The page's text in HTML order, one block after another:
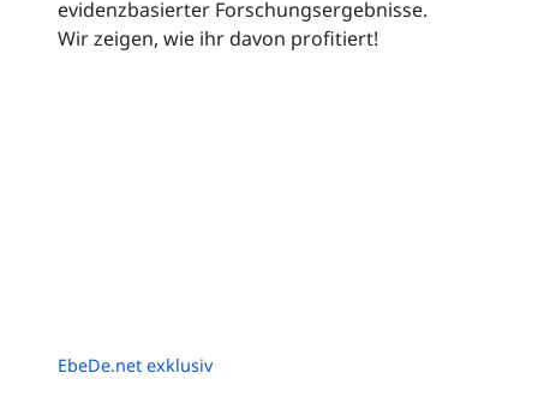
evidenzbasierter Forschungsergebnisse.
Wir zeigen, wie ihr davon profitiert!
EbeDe.net exklusiv